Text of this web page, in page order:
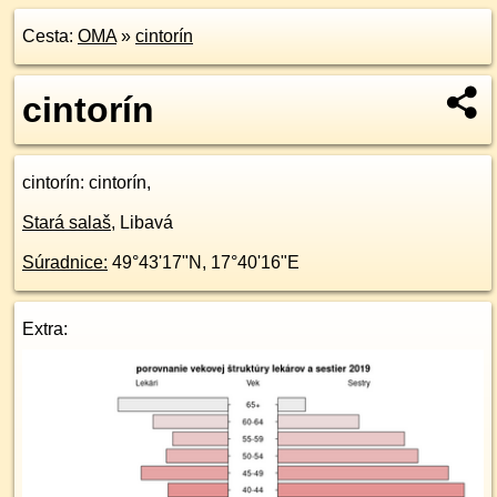
Cesta: OMA» cintorín
cintorín
cintorín: cintorín,
Stará salaš, Libavá
Súradnice: 49°43'17"N , 17°40'16"E
Extra: